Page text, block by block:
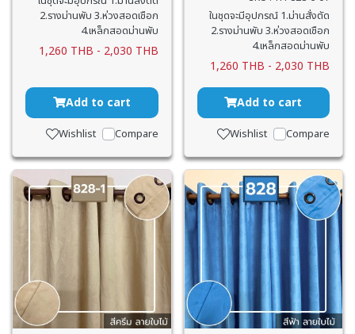
2.รางม่านพับ 3.ห่วงสอดเชือก
4.เหล็กสอดม่านพับ
1,260 THB - 2,030 THB
Add to cart
Wishlist Compare
ในชุดจะมีอุปกรณ์ 1.ม่านสั่งตัด
2.รางม่านพับ 3.ห่วงสอดเชือก
4.เหล็กสอดม่านพับ
1,260 THB - 2,030 THB
Add to cart
Wishlist Compare